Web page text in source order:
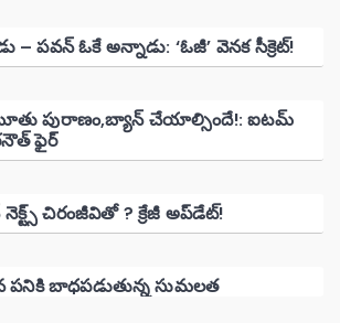
పవన్ ఓకే అన్నాడు: ‘ఓజీ’ వెనక సీక్రెట్!
పురాణం,బ్యాన్ చేయాల్సిందే!: ఐటమ్
ఫైర్
చిరంజీవితో ? క్రేజీ అప్‌డేట్!
పనికి బాధపడుతున్న సుమలత